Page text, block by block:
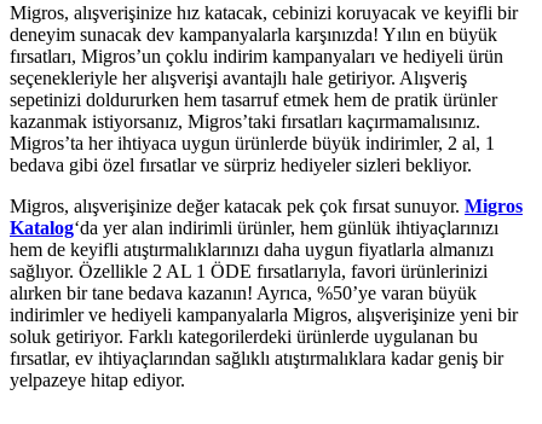
Migros, alışverişinize hız katacak, cebinizi koruyacak ve keyifli bir
deneyim sunacak dev kampanyalarla karşınızda! Yılın en büyük
fırsatları, Migros’un çoklu indirim kampanyaları ve hediyeli ürün
seçenekleriyle her alışverişi avantajlı hale getiriyor. Alışveriş
sepetinizi doldururken hem tasarruf etmek hem de pratik ürünler
kazanmak istiyorsanız, Migros’taki fırsatları kaçırmamalısınız.
Migros’ta her ihtiyaca uygun ürünlerde büyük indirimler, 2 al, 1
bedava gibi özel fırsatlar ve sürpriz hediyeler sizleri bekliyor.
Migros, alışverişinize değer katacak pek çok fırsat sunuyor. Migros
Katalog‘da yer alan indirimli ürünler, hem günlük ihtiyaçlarınızı
hem de keyifli atıştırmalıklarınızı daha uygun fiyatlarla almanızı
sağlıyor. Özellikle 2 AL 1 ÖDE fırsatlarıyla, favori ürünlerinizi
alırken bir tane bedava kazanın! Ayrıca, %50’ye varan büyük
indirimler ve hediyeli kampanyalarla Migros, alışverişinize yeni bir
soluk getiriyor. Farklı kategorilerdeki ürünlerde uygulanan bu
fırsatlar, ev ihtiyaçlarından sağlıklı atıştırmalıklara kadar geniş bir
yelpazeye hitap ediyor.